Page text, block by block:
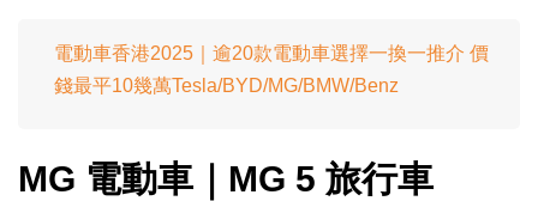
電動車香港2025｜逾20款電動車選擇一換一推介 價
錢最平10幾萬Tesla/BYD/MG/BMW/Benz
MG 電動車｜MG 5 旅行車